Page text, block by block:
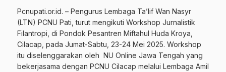
Pcnupati.or.id. – Pengurus Lembaga Ta’lif Wan Nasyr
(LTN) PCNU Pati, turut mengikuti Workshop Jurnalistik
Filantropi, di Pondok Pesantren Miftahul Huda Kroya,
Cilacap, pada Jumat-Sabtu, 23-24 Mei 2025. Workshop
itu diselenggarakan oleh NU Online Jawa Tengah yang
bekerjasama dengan PCNU Cilacap melalui Lembaga Amil